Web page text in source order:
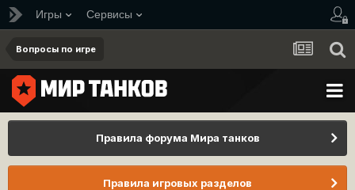
Игры Сервисы
Вопросы по игре
Правила форума Мира танков
Правила игровых разделов